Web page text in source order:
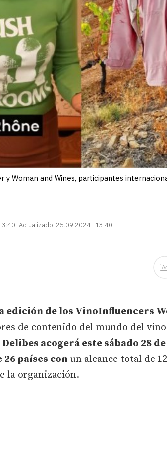
y Woman and Wines, participantes
Actualizado: 25.09.2024 | 13:40
edición de los VinoInfluencers
de contenido del mundo del
acogerá este sábado 28
países con un alcance total de
la organización.